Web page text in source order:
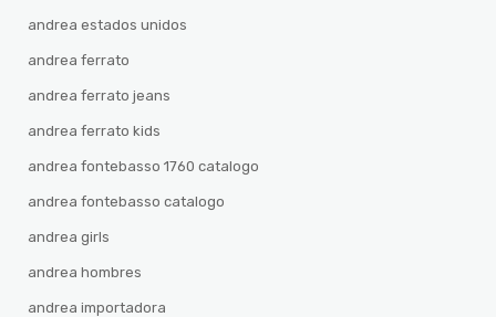
andrea estados unidos
andrea ferrato
andrea ferrato jeans
andrea ferrato kids
andrea fontebasso 1760 catalogo
andrea fontebasso catalogo
andrea girls
andrea hombres
andrea importadora